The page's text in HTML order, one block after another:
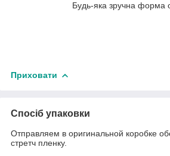
Будь-яка зручна форма
Приховати
Спосіб упаковки
Отправляем в оригинальной коробке
стретч пленку.